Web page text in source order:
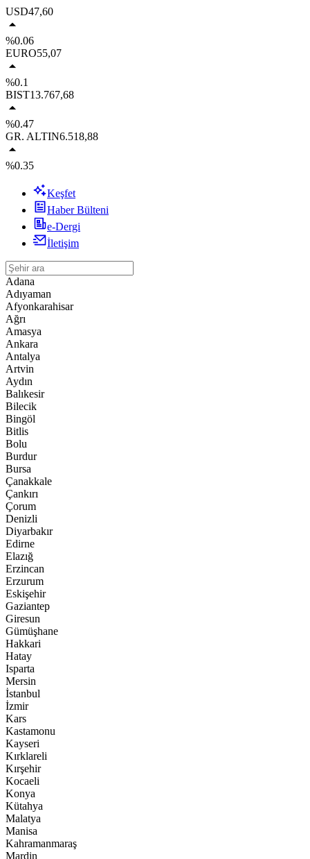
USD47,60
%0.06
EURO55,07
%0.1
BIST13.767,68
%0.47
GR. ALTIN6.518,88
%0.35
Keşfet
Haber Bülteni
e-Dergi
İletişim
Adana
Adıyaman
Afyonkarahisar
Ağrı
Amasya
Ankara
Antalya
Artvin
Aydın
Balıkesir
Bilecik
Bingöl
Bitlis
Bolu
Burdur
Bursa
Çanakkale
Çankırı
Çorum
Denizli
Diyarbakır
Edirne
Elazığ
Erzincan
Erzurum
Eskişehir
Gaziantep
Giresun
Gümüşhane
Hakkari
Hatay
Isparta
Mersin
İstanbul
İzmir
Kars
Kastamonu
Kayseri
Kırklareli
Kırşehir
Kocaeli
Konya
Kütahya
Malatya
Manisa
Kahramanmaraş
Mardin